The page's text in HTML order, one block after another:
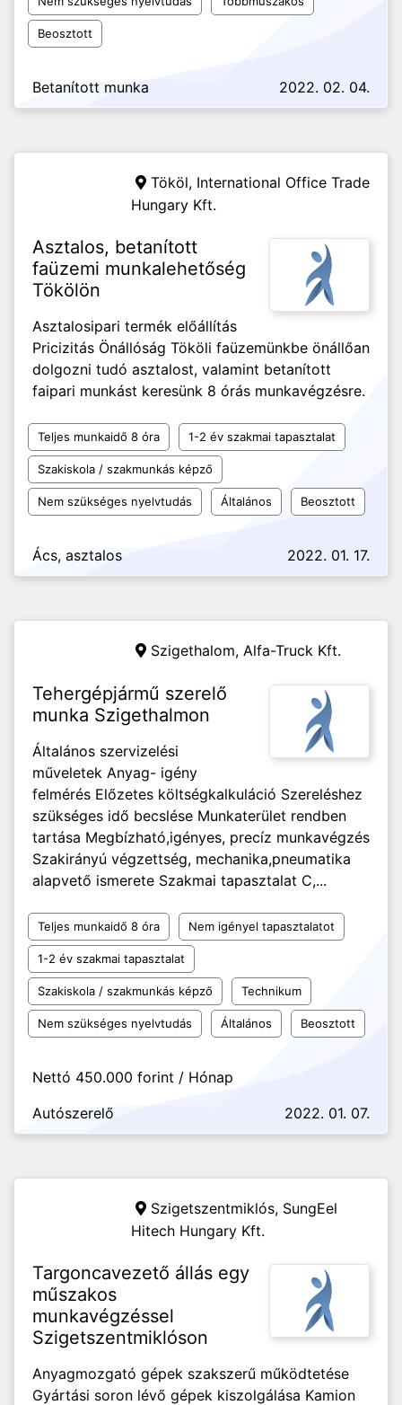
Beosztott
Betanított munka 2022. 02. 04.
Tököl, International Office Trade
Hungary Kft.
Asztalos, betanított
faüzemi munkalehetőség
Tökölön
Asztalosipari termék előállítás
Pricizitás Önállóság Tököli faüzemünkbe önállőan
dolgozni tudó asztalost, valamint betanított
faipari munkást keresünk 8 órás munkavégzésre.
Teljes munkaidő 8 óra 1-2 év szakmai tapasztalat
Szakiskola / szakmunkás képző
Nem szükséges nyelvtudás Általános Beosztott
Ács, asztalos 2022. 01. 17.
Szigethalom, Alfa-Truck Kft.
Tehergépjármű szerelő
munka Szigethalmon
Általános szervizelési
műveletek Anyag- igény
felmérés Előzetes költségkalkuláció Szereléshez
szükséges idő becslése Munkaterület rendben
tartása Megbízható,igényes, precíz munkavégzés
Szakirányú végzettség, mechanika,pneumatika
alapvető ismerete Szakmai tapasztalat C,...
Teljes munkaidő 8 óra Nem igényel tapasztalatot
1-2 év szakmai tapasztalat
Szakiskola / szakmunkás képző Technikum
Nem szükséges nyelvtudás Általános Beosztott
Nettó 450.000 forint / Hónap
Autószerelő
2022. 01. 07.
Szigetszentmiklós, SungEel
Hitech Hungary Kft.
Targoncavezető állás egy
műszakos
munkavégzéssel
Szigetszentmiklóson
Anyagmozgató gépek szakszerű működtetése
Gyártási soron lévő gépek kiszolgálása Kamion